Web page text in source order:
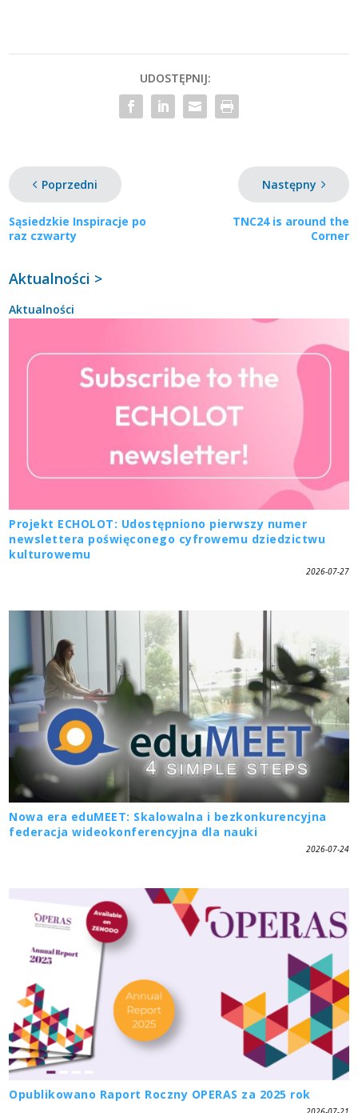
UDOSTĘPNIJ:
Poprzedni
Sąsiedzkie Inspiracje po
raz czwarty
Następny
TNC24 is around the
Corner
Aktualności >
Aktualności
Projekt ECHOLOT: Udostępniono pierwszy numer
newslettera poświęconego cyfrowemu dziedzictwu
kulturowemu
2026-07-27
Nowa era eduMEET: Skalowalna i bezkonkurencyjna
federacja wideokonferencyjna dla nauki
2026-07-24
Opublikowano Raport Roczny OPERAS za 2025 rok